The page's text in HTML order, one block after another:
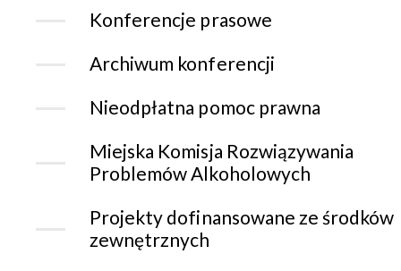
Konferencje prasowe
Archiwum konferencji
Nieodpłatna pomoc prawna
Miejska Komisja Rozwiązywania
Problemów Alkoholowych
Projekty dofinansowane ze środków
zewnętrznych